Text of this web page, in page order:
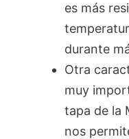
es más
durante
Otra
muy
tapa de la
nos